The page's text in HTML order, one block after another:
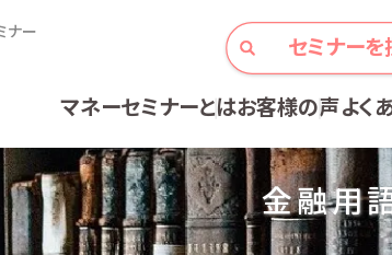
ナー
セミナーを
マネーセミナーとはお客様の声よく
金融用